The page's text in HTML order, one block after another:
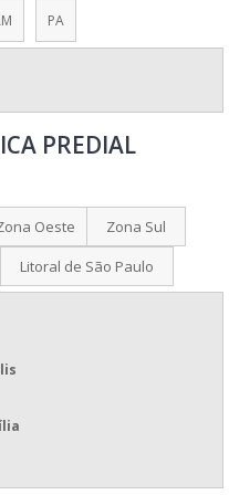
PA
PREDIAL
Oeste
Zona Sul
Litoral de São Paulo